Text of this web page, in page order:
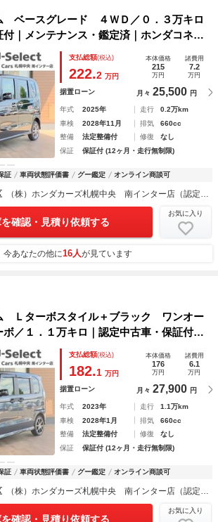
ベースグレード ４ＷＤ／０．３万キロ
付｜メンテナンス・鑑定済｜ホンダコネク
ｏｔｈナビ／前ドライブレコーダー／ホン
トヒーター／助手席側電動スライドドア
支払総額(税込)
222.2 万円
本体価格
215
万円
諸費用
7.2
万円
据置ローン 月々 25,500 円
年式 2025年 走行
0.2万km
車検
2028年11月 排気
660cc
整備
法定整備付 修復
なし
保証
保証付 (12ヶ月・走行無制限)
証 車両状態評価書 グー鑑定 オンライン商談可
確認・見積り依頼する
お気に入り
今あなたの他に16人が見ています
Ｌターボスタイル＋ブラック ワンオー
／１．１万キロ｜認定中古車・保証付｜
済｜純正８インチＢｌｕｅｔｏｏｔｈナビ
両側電動スライドドア／シートヒーター
ト
支払総額(税込)
182.1 万円
本体価格
176
万円
諸費用
6.1
万円
据置ローン 月々 27,900 円
年式 2023年 走行
1.1万km
車検
2028年1月 排気
660cc
整備
法定整備付 修復
なし
保証
保証付 (12ヶ月・走行無制限)
証 車両状態評価書 グー鑑定 オンライン商談可
確認・見積り依頼する
お気に入り